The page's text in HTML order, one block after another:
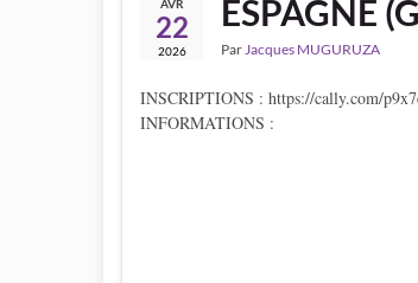
AVR
22
2026
ESPAGNE
ParJacques MUGURUZA
INSCRIPTIONS : https://cally.com/
INFORMATIONS :